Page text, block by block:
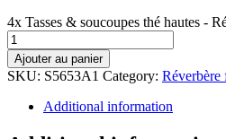
4x Tasses & soucoupes thé hautes -
Ajouter au panier
SKU: S5653A1 Category: Réverbère
Additional information